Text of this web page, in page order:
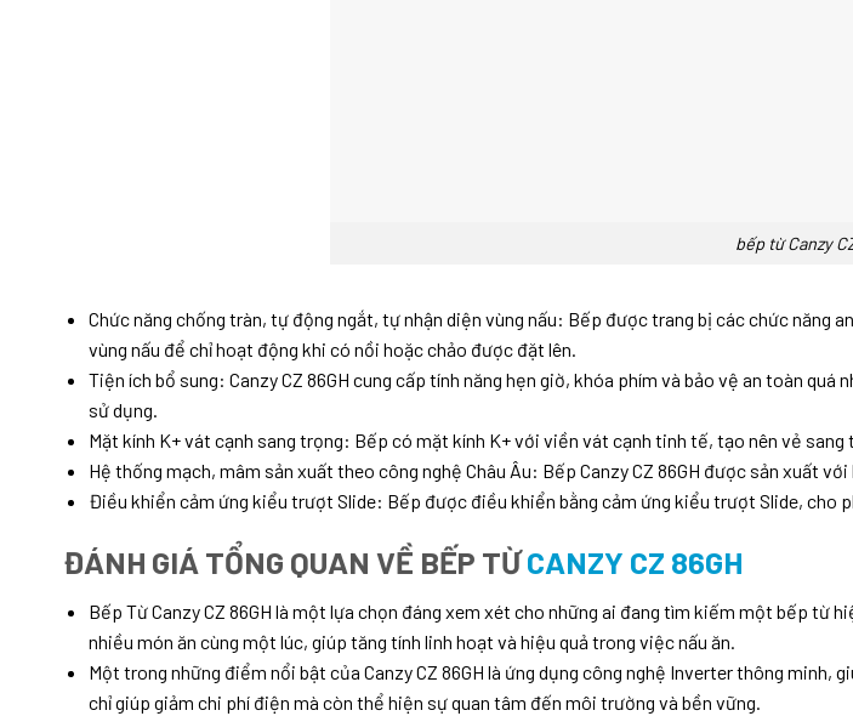
bếp từ Canzy
Chức năng chống tràn, tự động ngắt, tự nhận diện vùng nấu: Bếp được trang bị các chức năng
vùng nấu để chỉ hoạt động khi có nồi hoặc chảo được đặt lên.
Tiện ích bổ sung: Canzy CZ 86GH cung cấp tính năng hẹn giờ, khóa phím và bảo vệ an toàn
sử dụng.
Mặt kính K+ vát cạnh sang trọng: Bếp có mặt kính K+ với viền vát cạnh tinh tế, tạo nên vẻ sang
Hệ thống mạch, mâm sản xuất theo công nghệ Châu Âu: Bếp Canzy CZ 86GH được sản xuất
Điều khiển cảm ứng kiểu trượt Slide: Bếp được điều khiển bằng cảm ứng kiểu trượt Slide, cho
ĐÁNH GIÁ TỔNG QUAN VỀ BẾP TỪCANZY CZ 86GH
Bếp Từ Canzy CZ 86GH là một lựa chọn đáng xem xét cho những ai đang tìm kiếm một bếp từ
nhiều món ăn cùng một lúc, giúp tăng tính linh hoạt và hiệu quả trong việc nấu ăn.
Một trong những điểm nổi bật của Canzy CZ 86GH là ứng dụng công nghệ Inverter thông
chỉ giúp giảm chi phí điện mà còn thể hiện sự quan tâm đến môi trường và bền vững.